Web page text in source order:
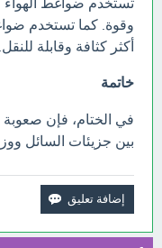
وقوة. كما تستخدم
أكثر كثافة وقابلة للنقل.
خاتمة
في الختام، فإن
بين جزيئات السائل